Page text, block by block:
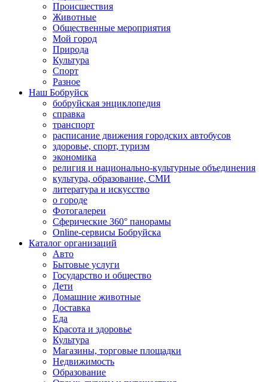
Происшествия
Животные
Общественные мероприятия
Мой город
Природа
Культура
Спорт
Разное
Наш Бобруйск
бобруйская энциклопедия
справка
транспорт
расписание движения городских автобусов
здоровье, спорт, туризм
экономика
религия и национально-культурные объединения
культура, образование, СМИ
литература и искусство
о городе
Фотогалереи
Сферические 360° панорамы
Online-сервисы Бобруйска
Каталог организаций
Авто
Бытовые услуги
Государство и общество
Дети
Домашние животные
Доставка
Еда
Красота и здоровье
Культура
Магазины, торговые площадки
Недвижимость
Образование